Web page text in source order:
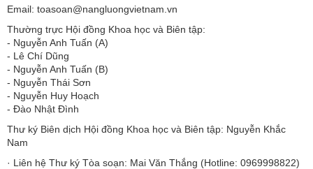
Email: toasoan@nangluongvietnam.vn
Thường trực Hội đồng Khoa học và Biên tập:
​​​​​​- Nguyễn Anh Tuấn (A)
- Lê Chí Dũng
- Nguyễn Anh Tuấn (B)
- Nguyễn Thái Sơn
- Nguyễn Huy Hoạch
- Đào Nhật Đình
Thư ký Biên dịch Hội đồng Khoa học và Biên tập: Nguyễn Khắc
Nam
· Liên hệ Thư ký Tòa soạn: Mai Văn Thắng (Hotline: 0969998822)